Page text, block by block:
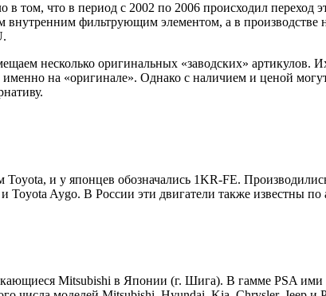
том, что в период с 2002 по 2006 происходил переход
фильтрующим элементом, а в
несколько оригинальных «заводских» артикулов.
на «оригинале». Однако с наличием и ценой
Toyota, и у японцев обозначались 1KR-FE.
Aygo. В России эти двигатели также известны
Mitsubishi в Японии (г. Шига). В гамме PSA ими